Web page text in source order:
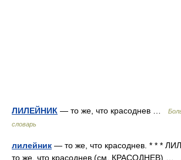
ЛИЛЕЙНИК — то же, что красоднев …
словарь
лилейник — то же, что красоднев. * * *
то же, что красоднев (см. КРАСОДНЕВ) …